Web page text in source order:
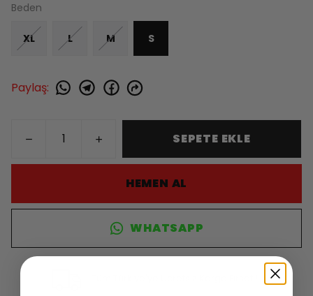
Beden
XL L M S
Paylaş:
SEPETE EKLE
HEMEN AL
WHATSAPP